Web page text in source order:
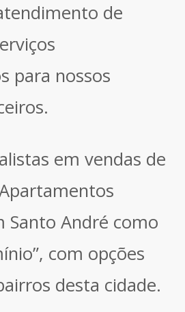
de
para nossos
em vendas de
Santo André como
com opções
desta cidade.